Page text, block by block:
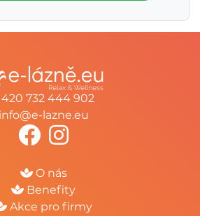
420 732 444 902
info@e-lazne.eu
O nás
Benefity
Akce pro firmy